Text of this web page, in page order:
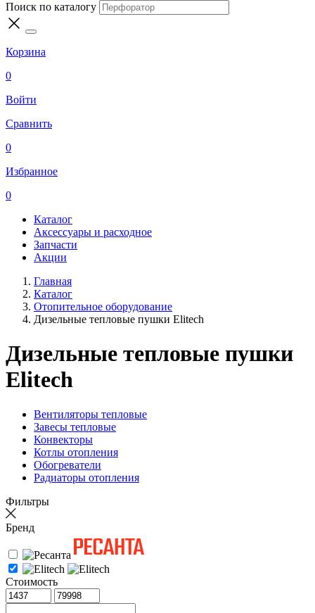
Поиск по каталогу
Корзина
0
Войти
Сравнить
0
Избранное
0
Каталог
Аксессуары и расходное
Запчасти
Акции
Главная
Каталог
Отопительное оборудование
Дизельные тепловые пушки Elitech
Дизельные тепловые пушки
Elitech
Вентиляторы тепловые
Завесы тепловые
Конвекторы
Котлы отопления
Обогреватели
Радиаторы отопления
Фильтры
Бренд
Стоимость